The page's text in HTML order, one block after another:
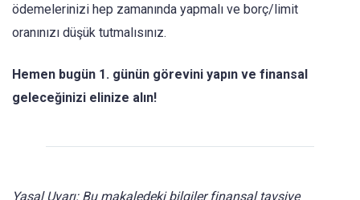
ödemelerinizi hep zamanında yapmalı ve borç/limit
oranınızı düşük tutmalısınız.
Hemen bugün 1. günün görevini yapın ve finansal
geleceğinizi elinize alın!
Yasal Uyarı: Bu makaledeki bilgiler finansal tavsiye